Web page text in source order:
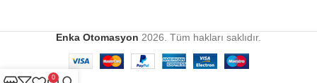
Enka Otomasyon 2026. Tüm hakları saklıdır.
0